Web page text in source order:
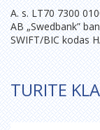
A. s. LT70 7300
AB „Swedbank”
SWIFT/BIC kodas
TURITE